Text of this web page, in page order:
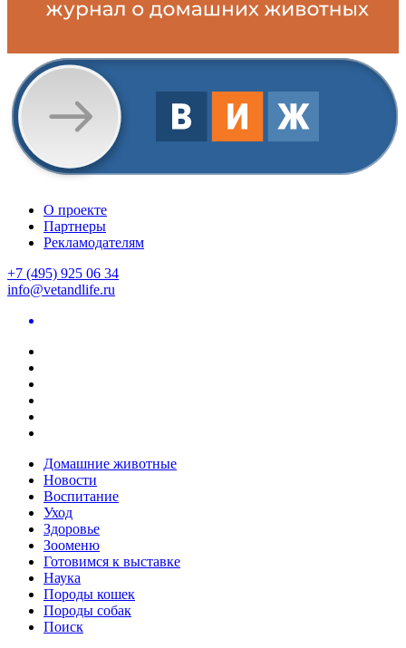
О проекте
Партнеры
Рекламодателям
+7 (495) 925 06 34
info@vetandlife.ru
Домашние животные
Новости
Воспитание
Уход
Здоровье
Зооменю
Готовимся к выставке
Наука
Породы кошек
Породы собак
Поиск